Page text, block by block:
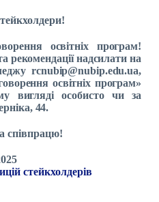
освітніх програм!
рекомендації надсилати на
rcnubip@nubip.edu.ua,
освітніх програм»
вигляді особисто чи за
44.
співпрацю!
стейкхолдерів